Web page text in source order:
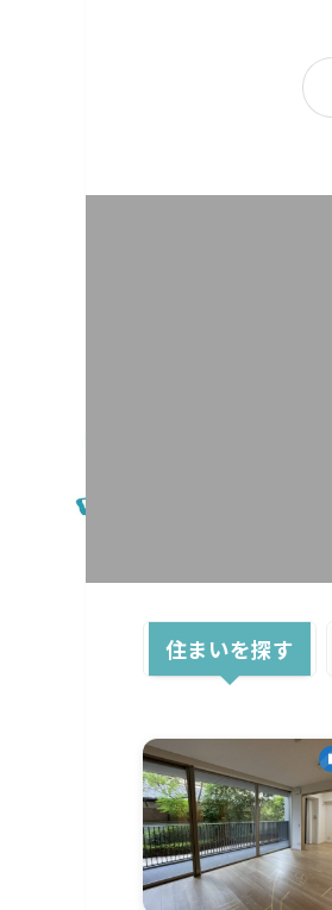
住まいを探す